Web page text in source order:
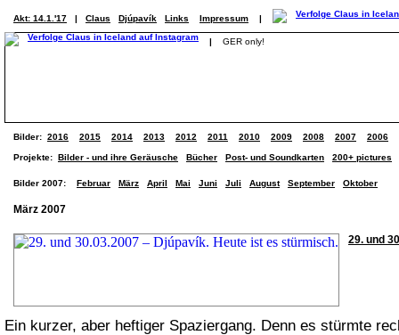
Akt: 14.1.'17 | Claus Djúpavík Links Impressum |
| GER only!
Bilder: 2016 2015 2014 2013 2012 2011 2010 2009 2008 2007 2006
Projekte: Bilder - und ihre Geräusche Bücher Post- und Soundkarten 200+ pictures
Bilder 2007: Februar März April Mai Juni Juli August September Oktober
März 2007
29. und
Ein kurzer, aber heftiger Spaziergang. Denn es stürmte